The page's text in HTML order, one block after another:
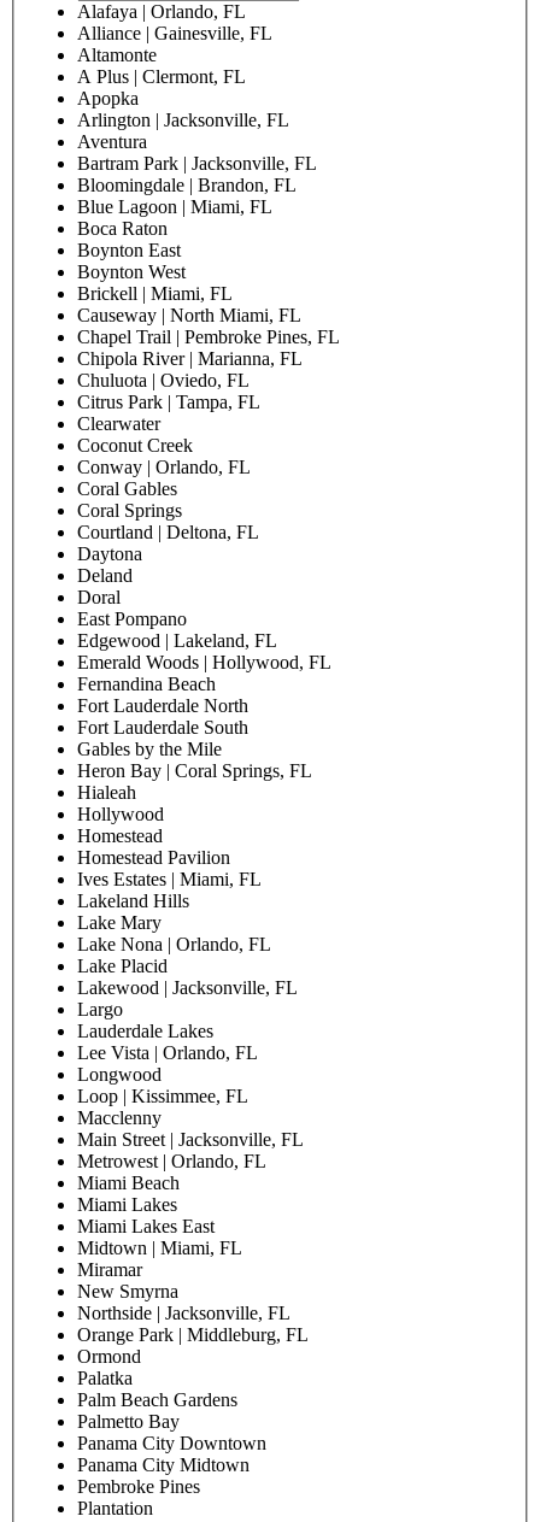
Alafaya | Orlando, FL
Alliance | Gainesville, FL
Altamonte
A Plus | Clermont, FL
Apopka
Arlington | Jacksonville, FL
Aventura
Bartram Park | Jacksonville, FL
Bloomingdale | Brandon, FL
Blue Lagoon | Miami, FL
Boca Raton
Boynton East
Boynton West
Brickell | Miami, FL
Causeway | North Miami, FL
Chapel Trail | Pembroke Pines, FL
Chipola River | Marianna, FL
Chuluota | Oviedo, FL
Citrus Park | Tampa, FL
Clearwater
Coconut Creek
Conway | Orlando, FL
Coral Gables
Coral Springs
Courtland | Deltona, FL
Daytona
Deland
Doral
East Pompano
Edgewood | Lakeland, FL
Emerald Woods | Hollywood, FL
Fernandina Beach
Fort Lauderdale North
Fort Lauderdale South
Gables by the Mile
Heron Bay | Coral Springs, FL
Hialeah
Hollywood
Homestead
Homestead Pavilion
Ives Estates | Miami, FL
Lakeland Hills
Lake Mary
Lake Nona | Orlando, FL
Lake Placid
Lakewood | Jacksonville, FL
Largo
Lauderdale Lakes
Lee Vista | Orlando, FL
Longwood
Loop | Kissimmee, FL
Macclenny
Main Street | Jacksonville, FL
Metrowest | Orlando, FL
Miami Beach
Miami Lakes
Miami Lakes East
Midtown | Miami, FL
Miramar
New Smyrna
Northside | Jacksonville, FL
Orange Park | Middleburg, FL
Ormond
Palatka
Palm Beach Gardens
Palmetto Bay
Panama City Downtown
Panama City Midtown
Pembroke Pines
Plantation